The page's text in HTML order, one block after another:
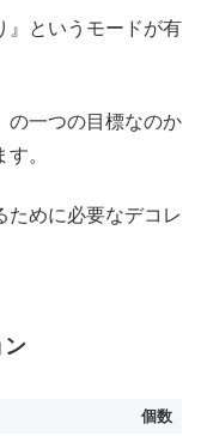
』というモードが有
の一つの目標なのか
。
ために必要なデコレ
ン
個数